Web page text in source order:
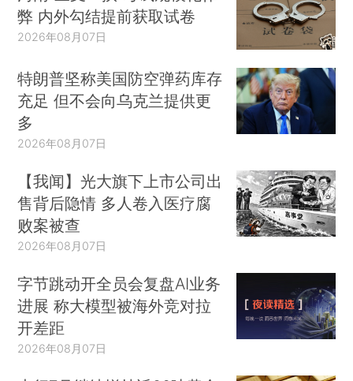
弊 内外勾结提前获取试卷
2026年08月07日
特朗普坚称美国防空弹药库存
充足 但不会向乌克兰提供更
多
2026年08月07日
【我闻】光大旗下上市公司出
售背后隐情 多人卷入医疗腐
败案被查
2026年08月07日
字节跳动开全员会复盘AI业务
进展 称大模型被海外竞对拉
开差距
2026年08月07日